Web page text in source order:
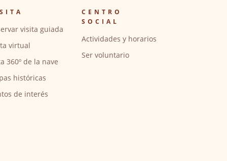
visita guiada
virtual
360º de la nave
históricas
de interés
CENTRO
SOCIAL
Actividades y horarios
Ser voluntario